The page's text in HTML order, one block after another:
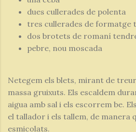
dues cullerades de polenta
tres cullerades de formatge
dos brotets de romaní
pebre, nou moscada
Netegem els blets, mirant de
massa gruixuts. Els escaldem
aigua amb sal i els escorrem be.
el tallador i els tallem, de manera
esmicolats.